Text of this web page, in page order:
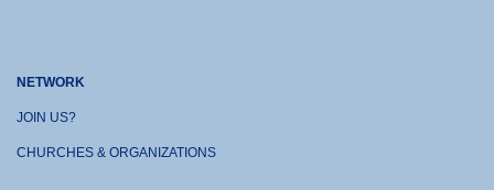
NETWORK
JOIN US?
CHURCHES & ORGANIZATIONS